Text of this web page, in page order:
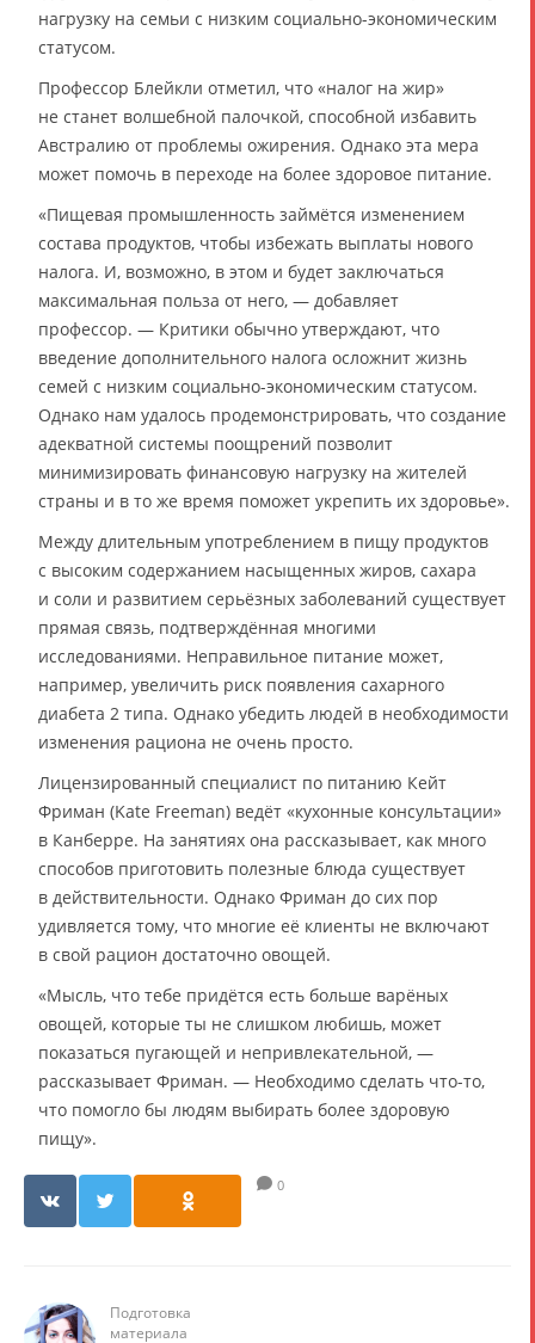
нагрузку на семьи с низким социально-экономическим
статусом.
Профессор Блейкли отметил, что «налог на жир»
не станет волшебной палочкой, способной избавить
Австралию от проблемы ожирения. Однако эта мера
может помочь в переходе на более здоровое питание.
«Пищевая промышленность займётся изменением
состава продуктов, чтобы избежать выплаты нового
налога. И, возможно, в этом и будет заключаться
максимальная польза от него, — добавляет
профессор. — Критики обычно утверждают, что
введение дополнительного налога осложнит жизнь
семей с низким социально-экономическим статусом.
Однако нам удалось продемонстрировать, что создание
адекватной системы поощрений позволит
минимизировать финансовую нагрузку на жителей
страны и в то же время поможет укрепить их здоровье».
Между длительным употреблением в пищу продуктов
с высоким содержанием насыщенных жиров, сахара
и соли и развитием серьёзных заболеваний существует
прямая связь, подтверждённая многими
исследованиями. Неправильное питание может,
например, увеличить риск появления сахарного
диабета 2 типа. Однако убедить людей в необходимости
изменения рациона не очень просто.
Лицензированный специалист по питанию Кейт
Фриман (Kate Freeman) ведёт «кухонные консультации»
в Канберре. На занятиях она рассказывает, как много
способов приготовить полезные блюда существует
в действительности. Однако Фриман до сих пор
удивляется тому, что многие её клиенты не включают
в свой рацион достаточно овощей.
«Мысль, что тебе придётся есть больше варёных
овощей, которые ты не слишком любишь, может
показаться пугающей и непривлекательной, —
рассказывает Фриман. — Необходимо сделать что-то,
что помогло бы людям выбирать более здоровую
пищу».
0
Подготовка
материала